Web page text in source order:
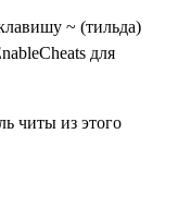
~ (тильда)
для
читы из этого